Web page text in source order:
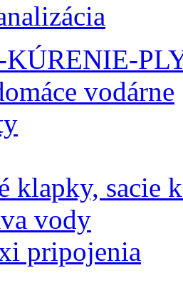
vodárne
klapky, sacie
vody
pripojenia